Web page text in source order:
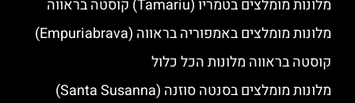
מלונות מומלצים בטמריו (Tamariu) קוסטה בראווה
מלונות מומלצים באמפוריה בראווה (Empuriabrava)
קוסטה בראווה מלונות הכל כלול
מלונות מומלצים בסנטה סוזנה (Santa Susanna)